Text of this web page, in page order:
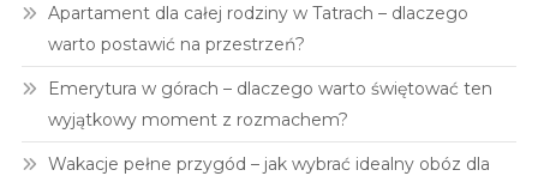
Apartament dla całej rodziny w Tatrach – dlaczego
warto postawić na przestrzeń?
Emerytura w górach – dlaczego warto świętować ten
wyjątkowy moment z rozmachem?
Wakacje pełne przygód – jak wybrać idealny obóz dla